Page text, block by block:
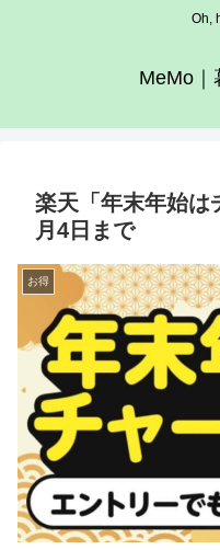
Oh,
MeMo｜
楽天「年末年始は
月4日まで
お得